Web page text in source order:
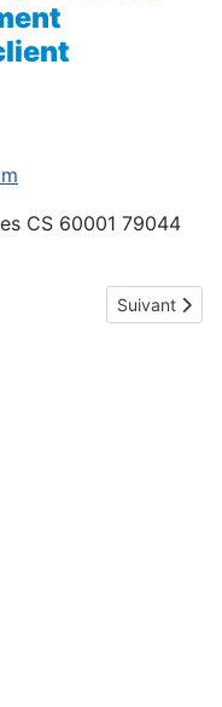
CS 60001 79044
Groupama-Cisic
Article
Suivant